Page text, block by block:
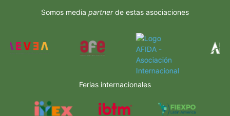
Somos media partnerde estas asociaciones
Ferias internacionales